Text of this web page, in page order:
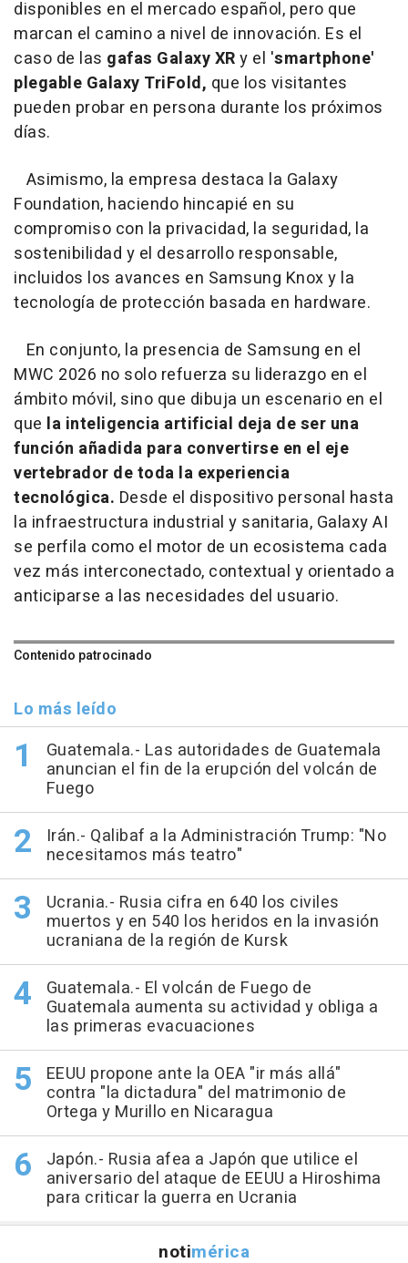
disponibles en el mercado español, pero que
marcan el camino a nivel de innovación. Es el
caso de las gafas Galaxy XRy el 'smartphone'
plegable Galaxy TriFold, que los visitantes
pueden probar en persona durante los próximos
días.
Asimismo, la empresa destaca la Galaxy
Foundation, haciendo hincapié en su
compromiso con la privacidad, la seguridad, la
sostenibilidad y el desarrollo responsable,
incluidos los avances en Samsung Knox y la
tecnología de protección basada en hardware.
En conjunto, la presencia de Samsung en el
MWC 2026 no solo refuerza su liderazgo en el
ámbito móvil, sino que dibuja un escenario en el
que la inteligencia artificial deja de ser una
función añadida para convertirse en el eje
vertebrador de toda la experiencia
tecnológica. Desde el dispositivo personal hasta
la infraestructura industrial y sanitaria, Galaxy AI
se perfila como el motor de un ecosistema cada
vez más interconectado, contextual y orientado a
anticiparse a las necesidades del usuario.
Contenido patrocinado
Lo más leído
Guatemala.- Las autoridades de Guatemala
anuncian el fin de la erupción del volcán de
Fuego
Irán.- Qalibaf a la Administración Trump: "No
necesitamos más teatro"
Ucrania.- Rusia cifra en 640 los civiles
muertos y en 540 los heridos en la invasión
ucraniana de la región de Kursk
Guatemala.- El volcán de Fuego de
Guatemala aumenta su actividad y obliga a
las primeras evacuaciones
EEUU propone ante la OEA "ir más allá"
contra "la dictadura" del matrimonio de
Ortega y Murillo en Nicaragua
Japón.- Rusia afea a Japón que utilice el
aniversario del ataque de EEUU a Hiroshima
para criticar la guerra en Ucrania
notimérica